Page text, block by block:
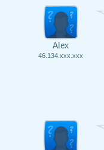
Alex
46.134.xxx.xxx